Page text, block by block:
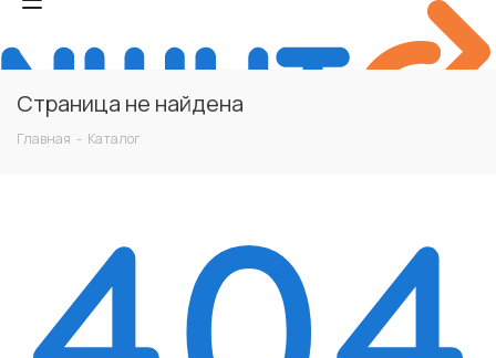
Страница не найдена
Главная - Каталог